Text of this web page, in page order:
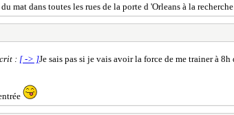
mat dans toutes les rues de la porte d 'Orleans à la recherche
: [ -> ]Je sais pas si je vais avoir la force de me trainer à 8h